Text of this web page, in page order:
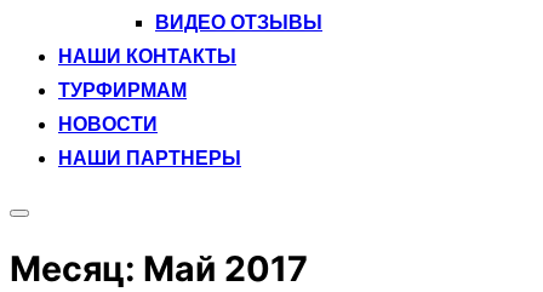
ВИДЕО ОТЗЫВЫ
НАШИ КОНТАКТЫ
ТУРФИРМАМ
НОВОСТИ
НАШИ ПАРТНЕРЫ
Переключить
панель
и
Месяц: Май 2017